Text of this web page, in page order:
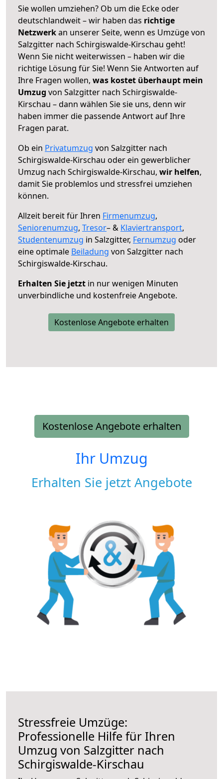
Sie wollen umziehen? Ob um die Ecke oder
deutschlandweit – wir haben das richtige
Netzwerkan unserer Seite, wenn es Umzüge von
Salzgitter nach Schirgiswalde-Kirschau geht!
Wenn Sie nicht weiterwissen – haben wir die
richtige Lösung für Sie! Wenn Sie Antworten auf
Ihre Fragen wollen, was kostet überhaupt mein
Umzug von Salzgitter nach Schirgiswalde-
Kirschau – dann wählen Sie sie uns, denn wir
haben immer die passende Antwort auf Ihre
Fragen parat.
Ob ein Privatumzug von Salzgitter nach
Schirgiswalde-Kirschau oder ein gewerblicher
Umzug nach Schirgiswalde-Kirschau, wir helfen,
damit Sie problemlos und stressfrei umziehen
können.
Allzeit bereit für Ihren Firmenumzug,
Seniorenumzug, Tresor– & Klaviertransport,
Studentenumzug in Salzgitter, Fernumzug oder
eine optimale Beiladung von Salzgitter nach
Schirgiswalde-Kirschau.
Erhalten Sie jetzt in nur wenigen Minuten
unverbindliche und kostenfreie Angebote.
Kostenlose Angebote erhalten
Kostenlose Angebote erhalten
Ihr Umzug
Erhalten Sie jetzt Angebote
Stressfreie Umzüge:
Professionelle Hilfe für Ihren
Umzug von Salzgitter nach
Schirgiswalde-Kirschau